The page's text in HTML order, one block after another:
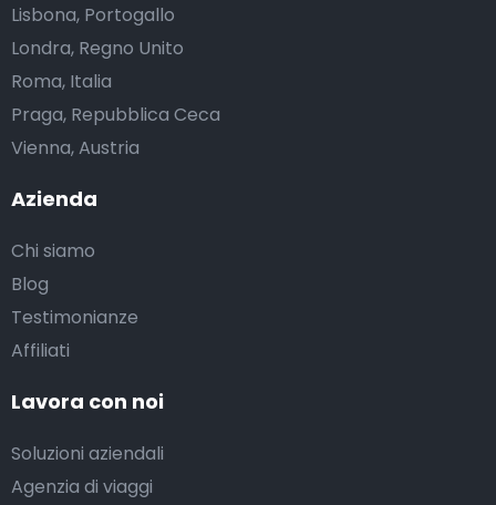
Azienda
Chi siamo
Blog
Testimonianze
Affiliati
Lavora con noi
Soluzioni aziendali
Agenzia di viaggi
Lisbona, Portogallo
Londra, Regno Unito
Roma, Italia
Praga, Repubblica Ceca
Vienna, Austria